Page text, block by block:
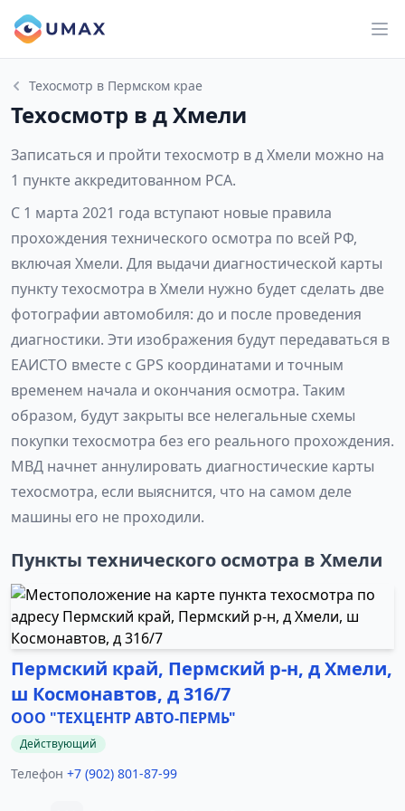
Техосмотр в Пермском крае
Техосмотр в д Хмели
Записаться и пройти техосмотр в д Хмели можно на
1 пункте аккредитованном РСА.
С 1 марта 2021 года вступают новые правила
прохождения технического осмотра по всей РФ,
включая Хмели. Для выдачи диагностической карты
пункту техосмотра в Хмели нужно будет сделать две
фотографии автомобиля: до и после проведения
диагностики. Эти изображения будут передаваться в
ЕАИСТО вместе с GPS координатами и точным
временем начала и окончания осмотра. Таким
образом, будут закрыты все нелегальные схемы
покупки техосмотра без его реального прохождения.
МВД начнет аннулировать диагностические карты
техосмотра, если выяснится, что на самом деле
машины его не проходили.
Пункты технического осмотра в Хмели
Пермский край, Пермский р-н, д Хмели,
ш Космонавтов, д 316/7
ООО "ТЕХЦЕНТР АВТО-ПЕРМЬ"
Действующий
Телефон +7 (902) 801-87-99